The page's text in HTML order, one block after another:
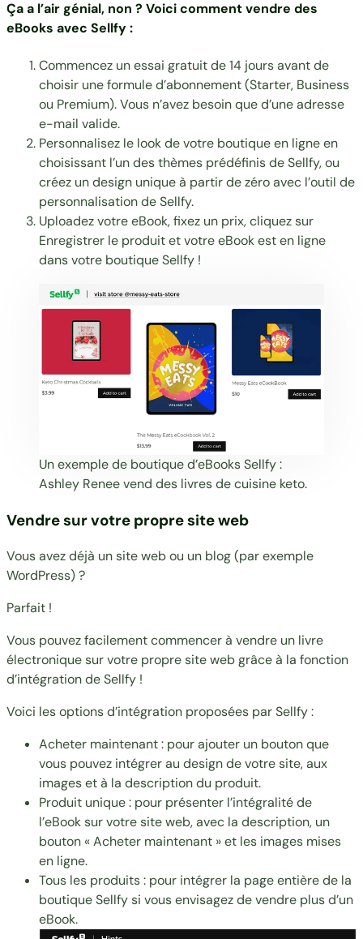
Ça a l’air génial, non ? Voicicomment vendre des
eBooks avec Sellfy:
Commencez un essai gratuit de 14 jours avant de
choisir uneformule d’abonnement(Starter, Business
ou Premium). Vous n’avez besoin que d’une adresse
e-mail valide.
Personnalisez le look de votre boutique en ligne en
choisissant l’un des thèmes prédéfinis de Sellfy, ou
créez un design unique à partir de zéro avec l’outil de
personnalisation de Sellfy.
Uploadez votre eBook, fixez un prix, cliquez sur
Enregistrer le produit et votre eBook est en ligne
dans votre boutique Sellfy !
Un exemple de boutique d’eBooks Sellfy :
Ashley Reneevend des livres de cuisine keto.
Vendre sur votre propre site web
Vous avez déjà un site web ou un blog (par exemple
WordPress) ?
Parfait !
Vous pouvez facilement commencer à vendre un livre
électronique sur votre propre site web grâce à la fonction
d’intégration de Sellfy !
Voici les options d’intégration proposées par Sellfy :
Acheter maintenant : pour ajouter un bouton que
vous pouvez intégrer au design de votre site, aux
images et à la description du produit.
Produit unique : pour présenter l’intégralité de
l’eBook sur votre site web, avec la description, un
bouton « Acheter maintenant » et les images mises
en ligne.
Tous les produits : pour intégrer la page entière de la
boutique Sellfy si vous envisagez de vendre plus d’un
eBook.